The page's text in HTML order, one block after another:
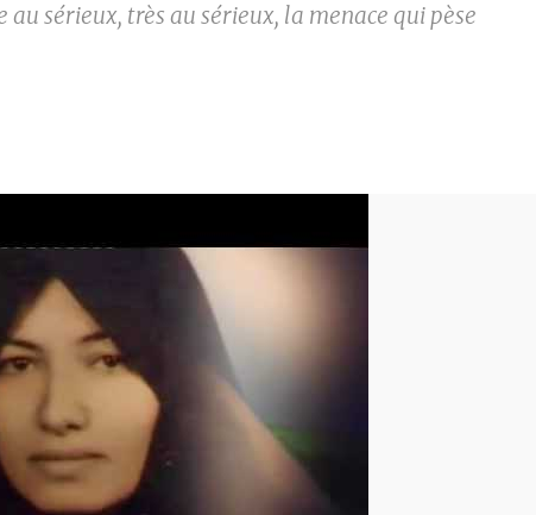
sérieux, très au sérieux, la menace qui pèse